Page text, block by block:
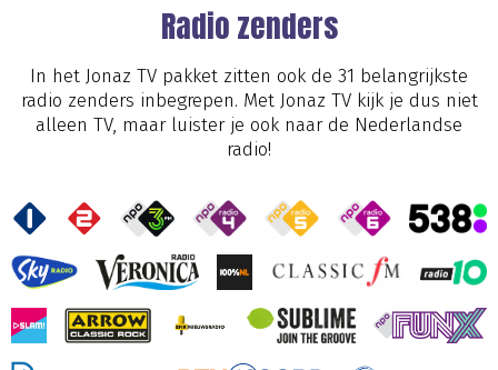
Radio zenders
In het Jonaz TV pakket zitten ook de 31 belangrijkste
radio zenders inbegrepen. Met Jonaz TV kijk je dus niet
alleen TV, maar luister je ook naar de Nederlandse
radio!